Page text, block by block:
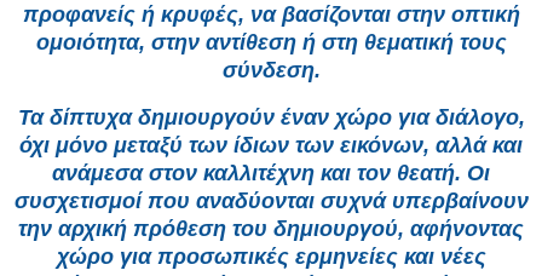
προφανείς ή κρυφές, να βασίζονται στην οπτική
ομοιότητα, στην αντίθεση ή στη θεματική τους
σύνδεση.
Τα δίπτυχα δημιουργούν έναν χώρο για διάλογο,
όχι μόνο μεταξύ των ίδιων των εικόνων, αλλά και
ανάμεσα στον καλλιτέχνη και τον θεατή. Οι
συσχετισμοί που αναδύονται συχνά υπερβαίνουν
την αρχική πρόθεση του δημιουργού, αφήνοντας
χώρο για προσωπικές ερμηνείες και νέες